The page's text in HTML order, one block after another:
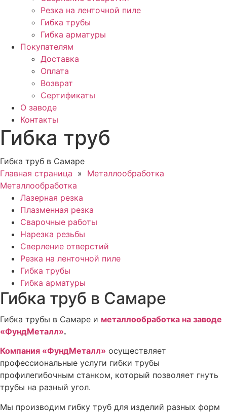
Резка на ленточной пиле
Гибка трубы
Гибка арматуры
Покупателям
Доставка
Оплата
Возврат
Сертификаты
О заводе
Контакты
Гибка труб
Гибка труб в Самаре
Главная страница » Металлообработка
Металлообработка
Лазерная резка
Плазменная резка
Сварочные работы
Нарезка резьбы
Сверление отверстий
Резка на ленточной пиле
Гибка трубы
Гибка арматуры
Гибка труб в Самаре
Гибка трубы в Самаре и металлообработка на заводе
«ФундМеталл».
Компания «ФундМеталл» осуществляет
профессиональные услуги гибки трубы
профилегибочным станком, который позволяет гнуть
трубы на разный угол.
Мы производим гибку труб для изделий разных форм